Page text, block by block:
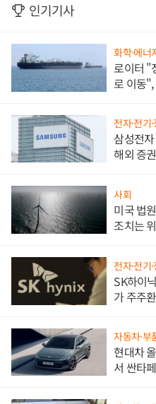
인기기사
화학·에너
로이터 "
로 이동
전자·전기
삼성전
해외 증
사회
미국 법
조치는
전자·전기
SK하이
가 주주
자동차·부
현대차
서 싼타